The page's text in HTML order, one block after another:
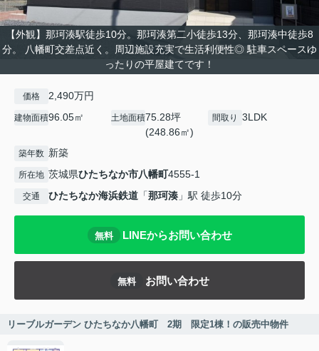
【外観】那珂湊駅徒歩10分。那珂湊第二小徒歩13分、那珂湊中徒歩8
分。 八幡町交差点近く。周辺施設充実で生活利便性◎ 駐車スペースゆ
ったりの平屋建てです！
価格 2,490万円
建物面積96.05㎡ 土地面積75.28坪
(248.86㎡)
間取り 3LDK
築年数 新築
所在地 茨城県ひたちなか市八幡町4555-1
交通 ひたちなか海浜鉄道 「那珂湊 」駅 徒歩10分
無料 LINEからお問い合わせ
無料 お問い合わせ
リーブルガーデン ひたちなか八幡町 2期 限定1棟！の販売中物件